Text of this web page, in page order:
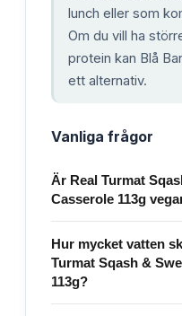
lunch eller som
Om du vill ha
protein kan Blå
ett alternativ.
Vanliga frågor
Är Real Turmat
Casserole 113g
Hur mycket vatten
Turmat Sqash &
113g?